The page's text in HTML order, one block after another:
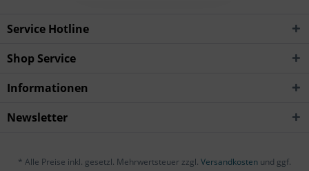
Service Hotline
Shop Service
Informationen
Newsletter
* Alle Preise inkl. gesetzl. Mehrwertsteuer zzgl. Versandkosten und ggf.